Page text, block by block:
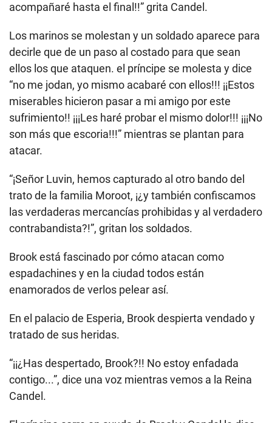
acompañaré hasta el final!!” grita Candel.
Los marinos se molestan y un soldado aparece para
decirle que de un paso al costado para que sean
ellos los que ataquen. el príncipe se molesta y dice
“no me jodan, yo mismo acabaré con ellos!!! ¡¡Estos
miserables hicieron pasar a mi amigo por este
sufrimiento!! ¡¡¡Les haré probar el mismo dolor!!! ¡¡¡No
son más que escoria!!!” mientras se plantan para
atacar.
“¡Señor Luvin, hemos capturado al otro bando del
trato de la familia Moroot, ¡¿y también confiscamos
las verdaderas mercancías prohibidas y al verdadero
contrabandista?!”, gritan los soldados.
Brook está fascinado por cómo atacan como
espadachines y en la ciudad todos están
enamorados de verlos pelear así.
En el palacio de Esperia, Brook despierta vendado y
tratado de sus heridas.
“¡¡¿Has despertado, Brook?!! No estoy enfadada
contigo...”, dice una voz mientras vemos a la Reina
Candel.